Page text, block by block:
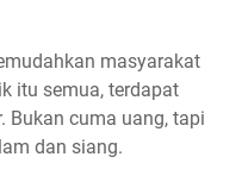
masyarakat
itu semua, terdapat
Bukan cuma uang, tapi
dan siang.